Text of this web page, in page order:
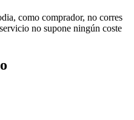
como comprador, no corres
no supone ningún coste